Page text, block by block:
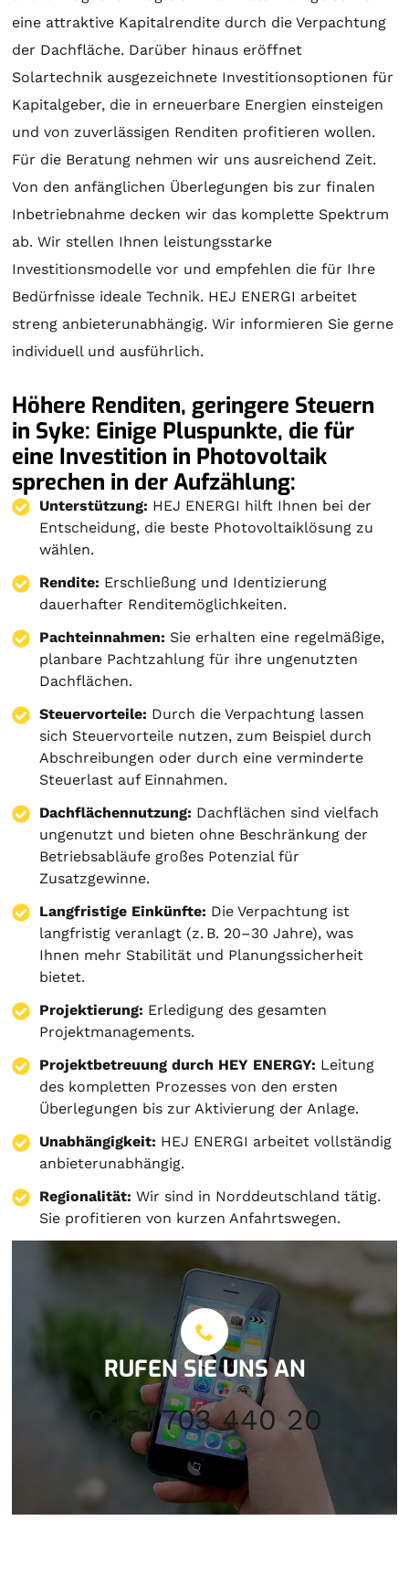
eine attraktive Kapitalrendite durch die Verpachtung
der Dachfläche. Darüber hinaus eröffnet
Solartechnik ausgezeichnete Investitionsoptionen für
Kapitalgeber, die in erneuerbare Energien einsteigen
und von zuverlässigen Renditen profitieren wollen.
Für die Beratung nehmen wir uns ausreichend Zeit.
Von den anfänglichen Überlegungen bis zur finalen
Inbetriebnahme decken wir das komplette Spektrum
ab. Wir stellen Ihnen leistungsstarke
Investitionsmodelle vor und empfehlen die für Ihre
Bedürfnisse ideale Technik. HEJ ENERGI arbeitet
streng anbieterunabhängig. Wir informieren Sie gerne
individuell und ausführlich.
Höhere Renditen, geringere Steuern
in Syke: Einige Pluspunkte, die für
eine Investition in Photovoltaik
sprechen in der Aufzählung:
Unterstützung: HEJ ENERGI hilft Ihnen bei der
Entscheidung, die beste Photovoltaiklösung zu
wählen.
Rendite: Erschließung und Identizierung
dauerhafter Renditemöglichkeiten.
Pachteinnahmen: Sie erhalten eine regelmäßige,
planbare Pachtzahlung für ihre ungenutzten
Dachflächen.
Steuervorteile: Durch die Verpachtung lassen
sich Steuervorteile nutzen, zum Beispiel durch
Abschreibungen oder durch eine verminderte
Steuerlast auf Einnahmen.
Dachflächennutzung: Dachflächen sind vielfach
ungenutzt und bieten ohne Beschränkung der
Betriebsabläufe großes Potenzial für
Zusatzgewinne.
Langfristige Einkünfte: Die Verpachtung ist
langfristig veranlagt (z. B. 20–30 Jahre), was
Ihnen mehr Stabilität und Planungssicherheit
bietet.
Projektierung: Erledigung des gesamten
Projektmanagements.
Projektbetreuung durch HEY ENERGY: Leitung
des kompletten Prozesses von den ersten
Überlegungen bis zur Aktivierung der Anlage.
Unabhängigkeit: HEJ ENERGI arbeitet vollständig
anbieterunabhängig.
Regionalität: Wir sind in Norddeutschland tätig.
Sie profitieren von kurzen Anfahrtswegen.
RUFEN SIE UNS AN
0451 703 440 20